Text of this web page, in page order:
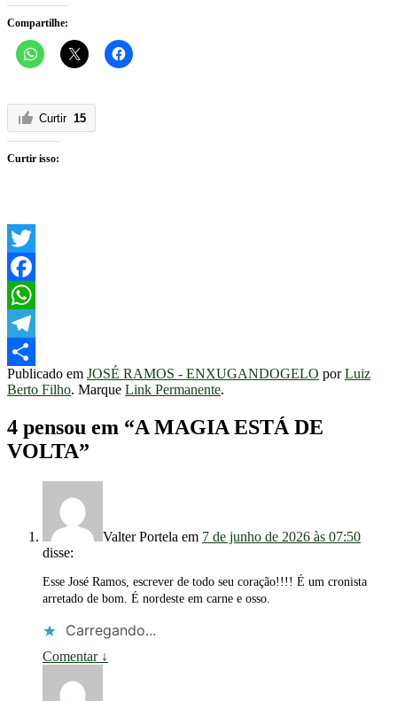
Compartilhe:
Curtir 15
Curtir isso:
Twitter
Facebook
WhatsApp
Telegram
Share
Publicado em JOSÉ RAMOS - ENXUGANDOGELO porLuiz
Berto Filho. Marque Link Permanente.
4 pensou em “A MAGIA ESTÁ DE
VOLTA”
Valter Portela em 7 de junho de 2026 às 07:50
disse:
Esse José Ramos, escrever de todo seu coração!!!! É um cronista
arretado de bom. É nordeste em carne e osso.
Carregando...
Comentar ↓